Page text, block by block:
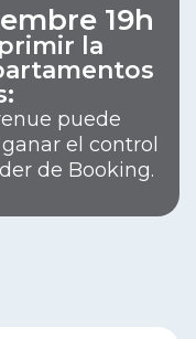
19h
la
puede
el control
de Booking.